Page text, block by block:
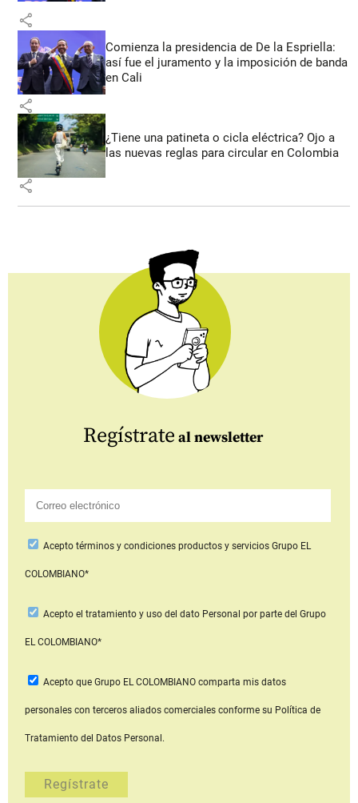
share
Comienza la presidencia de De la Espriella:
así fue el juramento y la imposición de banda
en Cali
share
¿Tiene una patineta o cicla eléctrica? Ojo a
las nuevas reglas para circular en Colombia
share
Regístrate al newsletter
Aceptotérminos y condiciones productos y serviciosGrupo EL
COLOMBIANO*
Acepto el tratamiento y uso del dato Personal por parte del Grupo
EL COLOMBIANO*
Acepto que Grupo EL COLOMBIANOcomparta mis datos
personales con terceros aliados comerciales conforme su Política de
Tratamiento del Datos Personal.